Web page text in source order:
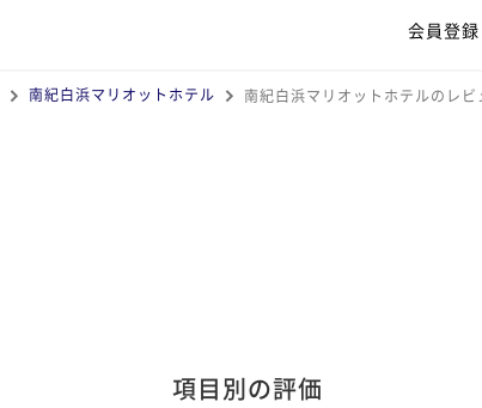
会員登録
南紀白浜マリオットホテル 南紀白浜マリオットホテルのレビ
項目別の評価